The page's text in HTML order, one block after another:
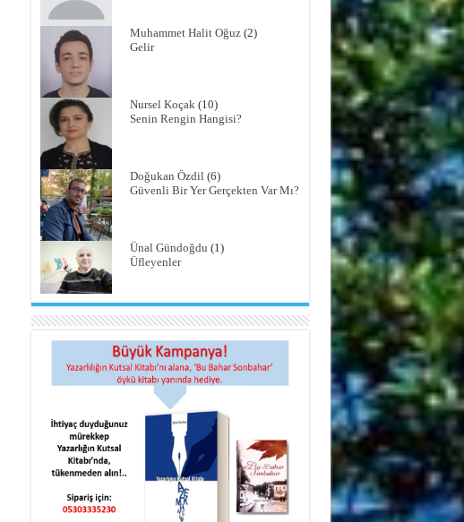
Muhammet Halit Oğuz(2)
Gelir
Nursel Koçak(10)
Senin Rengin Hangisi?
Doğukan Özdil(6)
Güvenli Bir Yer Gerçekten Var Mı?
Ünal Gündoğdu (1)
Üfleyenler